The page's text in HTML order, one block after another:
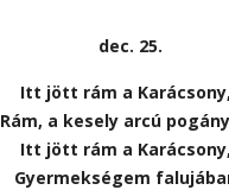
dec. 25.
Itt jött rám a Karácsony,
Rám, a kesely arcú
Itt jött rám a Karácsony,
Gyermekségem